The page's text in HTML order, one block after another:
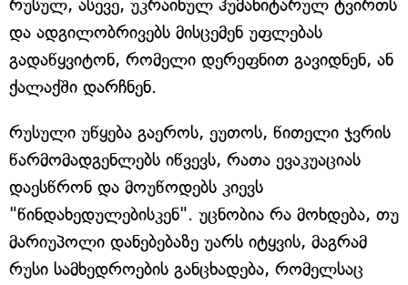
რუსულ, ასევე, უკრაინულ ჰუმანიტარულ ტვირთს
და ადგილობრივებს მისცემენ უფლებას
გადაწყვიტონ, რომელი დერეფნით გავიდნენ, ან
ქალაქში დარჩნენ.
რუსული უწყება გაეროს, ეუთოს, წითელი ჯვრის
წარმომადგენლებს იწვევს, რათა ევაკუაციას
დაესწრონ და მოუწოდებს კიევს
"წინდახედულებისკენ". უცნობია რა მოხდება, თუ
მარიუპოლი დანებებაზე უარს იტყვის, მაგრამ
რუსი სამხედროების განცხადება, რომელსაც